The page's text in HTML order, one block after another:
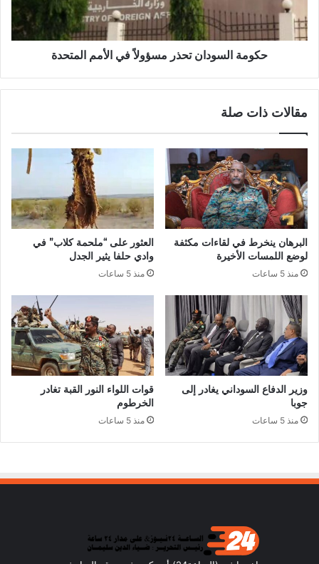
المتحدة
حكومة السودان تحذر مسؤولاً في الأمم المتحدة
مقالات ذات صلة
البرهان ينخرط في لقاءات مكثفة
لوضع اللمسات الأخيرة
منذ 5 ساعات
العثور على “ملحمة كلاب” في
وادي حلفا يثير الجدل
منذ 5 ساعات
وزير الدفاع السوداني يغادر إلى
جوبا
منذ 5 ساعات
قوات اللواء النور القبة تغادر
الخرطوم
منذ 5 ساعات